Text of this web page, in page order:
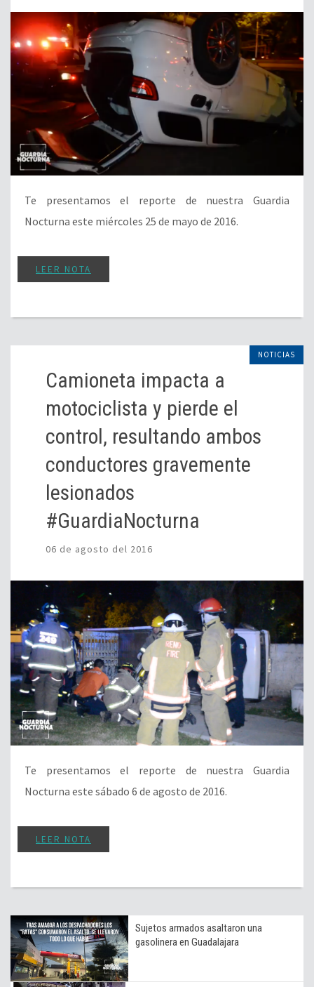
Te presentamos el reporte de nuestra Guardia
Nocturna este miércoles 25 de mayo de 2016.
LEER NOTA
NOTICIAS
Camioneta impacta a
motociclista y pierde el
control, resultando ambos
conductores gravemente
lesionados
#GuardiaNocturna
06 de agosto del 2016
Te presentamos el reporte de nuestra Guardia
Nocturna este sábado 6 de agosto de 2016.
LEER NOTA
Sujetos armados asaltaron una
gasolinera en Guadalajara